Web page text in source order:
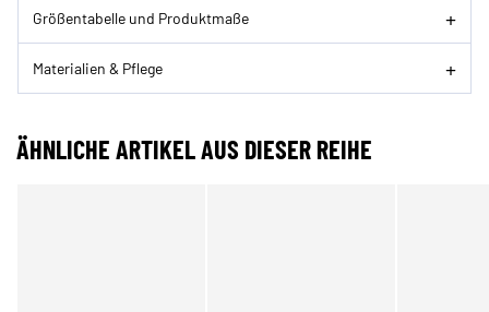
Größentabelle und Produktmaße
Materialien & Pflege
ÄHNLICHE ARTIKEL AUS DIESER REIHE